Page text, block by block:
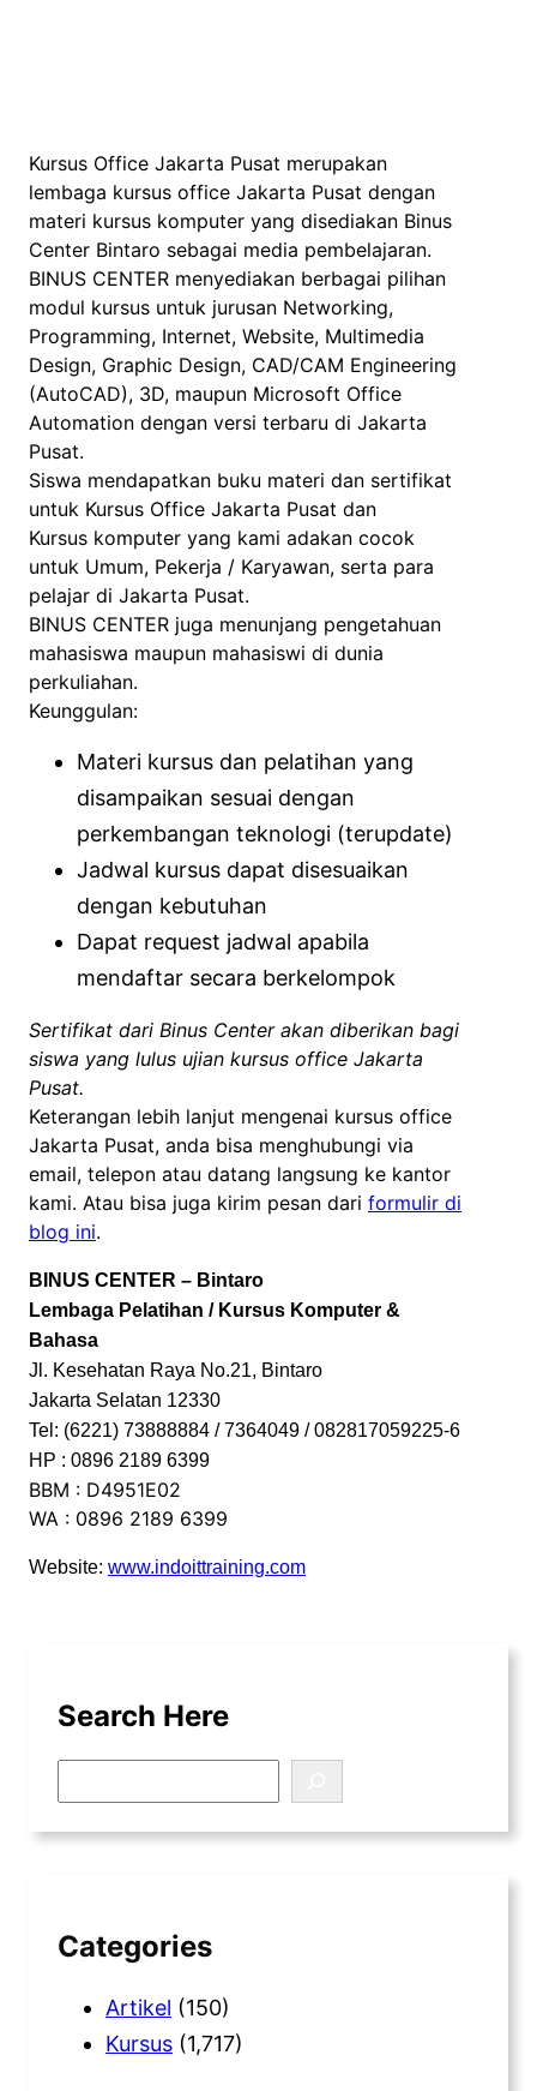
Kursus Office Jakarta Pusat merupakan
lembaga kursus office Jakarta Pusat dengan
materi kursus komputer yang disediakan Binus
Center Bintaro sebagai media pembelajaran.
BINUS CENTER menyediakan berbagai pilihan
modul kursus untuk jurusan Networking,
Programming, Internet, Website, Multimedia
Design, Graphic Design, CAD/CAM Engineering
(AutoCAD), 3D, maupun Microsoft Office
Automation dengan versi terbaru di Jakarta
Pusat.
Siswa mendapatkan buku materi dan sertifikat
untuk Kursus Office Jakarta Pusat dan
Kursus komputer yang kami adakan cocok
untuk Umum, Pekerja / Karyawan, serta para
pelajar di Jakarta Pusat.
BINUS CENTER juga menunjang pengetahuan
mahasiswa maupun mahasiswi di dunia
perkuliahan.
Keunggulan:
Materi kursus dan pelatihan yang
disampaikan sesuai dengan
perkembangan teknologi (terupdate)
Jadwal kursus dapat disesuaikan
dengan kebutuhan
Dapat request jadwal apabila
mendaftar secara berkelompok
Sertifikat dari Binus Center akan diberikan bagi
siswa yang lulus ujian kursus office Jakarta
Pusat.
Keterangan lebih lanjut mengenai kursus office
Jakarta Pusat, anda bisa menghubungi via
email, telepon atau datang langsung ke kantor
kami. Atau bisa juga kirim pesan dari formulir di
blog ini.
BINUS CENTER – Bintaro
Lembaga Pelatihan / Kursus Komputer &
Bahasa
Jl. Kesehatan Raya No.21, Bintaro
Jakarta Selatan 12330
Tel: (6221) 73888884 / 7364049 / 082817059225-6
HP : 0896 2189 6399
BBM : D4951E02
WA : 0896 2189 6399
Website: www.indoittraining.com
Search Here
e
a
Categories
Artikel (150)
Kursus (1,717)